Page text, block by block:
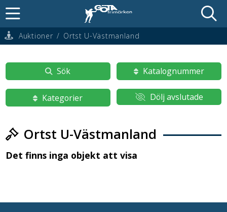
Auktioner / Ortst U-Västmanland
Sök Katalognummer
Kategorier Dölj avslutade
Ortst U-Västmanland
Det finns inga objekt att visa